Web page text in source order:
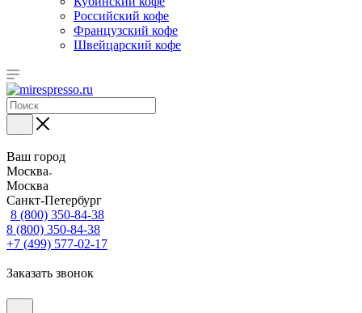
Российский кофе
Французский кофе
Швейцарский кофе
Ваш город
Москва
Москва
Санкт-Петербург
8 (800) 350-84-38
8 (800) 350-84-38
+7 (499) 577-02-17
Заказать звонок